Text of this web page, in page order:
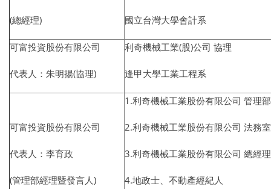
(總經理) 國立台灣大學會計系
可富投資股份有限公司
代表人：朱明揚(協理)
利奇機械工業(股)公司 協理
逢甲大學工業工程系
可富投資股份有限公司
代表人：李育政
(管理部經理暨發言人)
1.利奇機械工業股份有限公司 管理
2.利奇機械工業股份有限公司 法務
3.利奇機械工業股份有限公司 總經
4.地政士、不動產經紀人